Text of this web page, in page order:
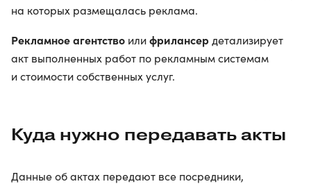
на которых размещалась реклама.
Рекламное агентство илифрилансер детализирует
акт выполненных работ по рекламным системам
и стоимости собственных услуг.
Куда нужно передавать акты
Данные об актах передают все посредники,